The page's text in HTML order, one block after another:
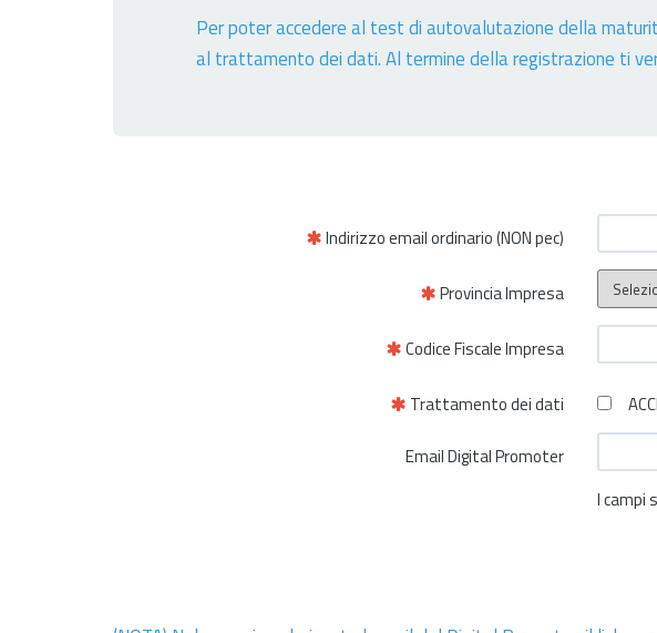
Per poter accedere al test di autovalutazione della
al trattamento dei dati. Al termine della registrazione ti
Indirizzo email ordinario (NON pec)
Provincia Impresa
Codice Fiscale Impresa
Trattamento dei dati
Email Digital Promoter
I campi